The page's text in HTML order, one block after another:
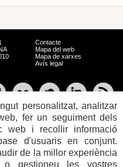
Contacte
Mapa del web
Mapa de xarxes
Avís legal
personalitzat, analitzar
fer un seguiment dels
web i recollir informació
d'usuaris en conjunt.
de la millor experiència
gestioneu les vostres